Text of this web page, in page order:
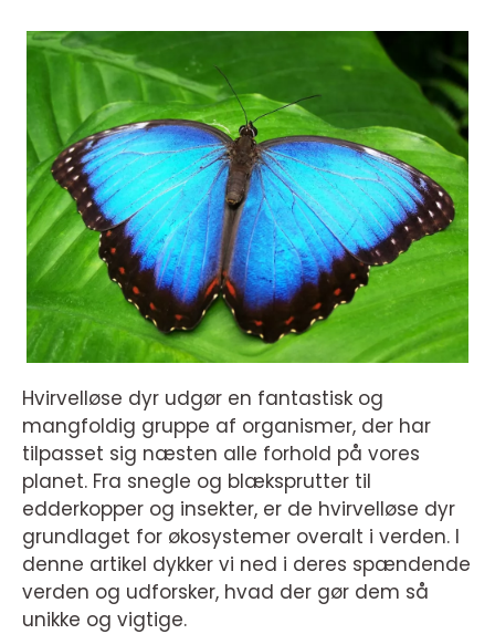
Hvirvelløse dyr udgør en fantastisk og
mangfoldig gruppe af organismer, der har
tilpasset sig næsten alle forhold på vores
planet. Fra snegle og blæksprutter til
edderkopper og insekter, er de hvirvelløse dyr
grundlaget for økosystemer overalt i verden. I
denne artikel dykker vi ned i deres spændende
verden og udforsker, hvad der gør dem så
unikke og vigtige.